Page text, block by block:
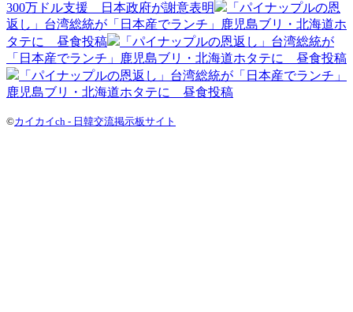
300万ドル支援 日本政府が謝意表明
「パイナップルの恩
返し」台湾総統が「日本産でランチ」鹿児島ブリ・北海道ホ
タテに 昼食投稿
「パイナップルの恩返し」台湾総統が
「日本産でランチ」鹿児島ブリ・北海道ホタテに 昼食投稿
「パイナップルの恩返し」台湾総統が「日本産でランチ」
鹿児島ブリ・北海道ホタテに 昼食投稿
©カイカイch - 日韓交流掲示板サイト